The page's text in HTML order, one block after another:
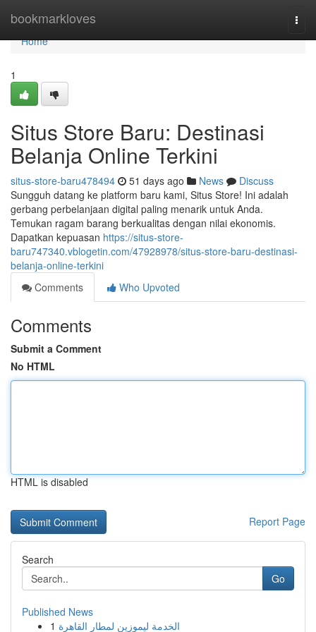
bookmarkloves
Home
Home
1
Situs Store Baru: Destinasi
Belanja Online Terkini
situs-store-baru478494 51 days ago News
Discuss
Sungguh datang ke platform baru kami, Situs Store! Ini adalah
gerbang perbelanjaan digital paling menarik untuk Anda.
Temukan ragam barang berkualitas dengan nilai ekonomis.
Dapatkan kepuasan https://situs-store-
baru747340.vblogetin.com/47928978/situs-store-baru-destinasi-
belanja-online-terkini
Comments
Who Upvoted
Comments
Submit a Comment
No HTML
HTML is disabled
Report Page
Search
Go
Published News
1 الخدمة ليموزين لمطار القاهرة